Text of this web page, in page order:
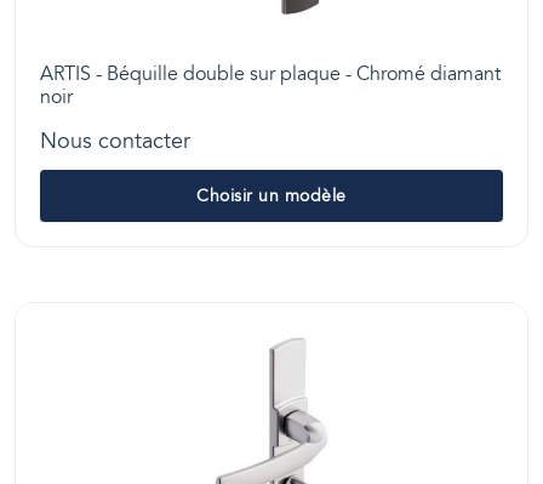
ARTIS - Béquille double sur plaque - Chromé diamant
noir
Nous contacter
Choisir un modèle